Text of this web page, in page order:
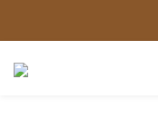
全館，滿